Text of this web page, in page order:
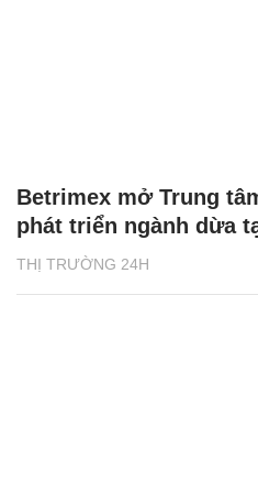
THỊ TRƯỜNG 24H
Betrimex mở Trung
phát triển ngành dừa